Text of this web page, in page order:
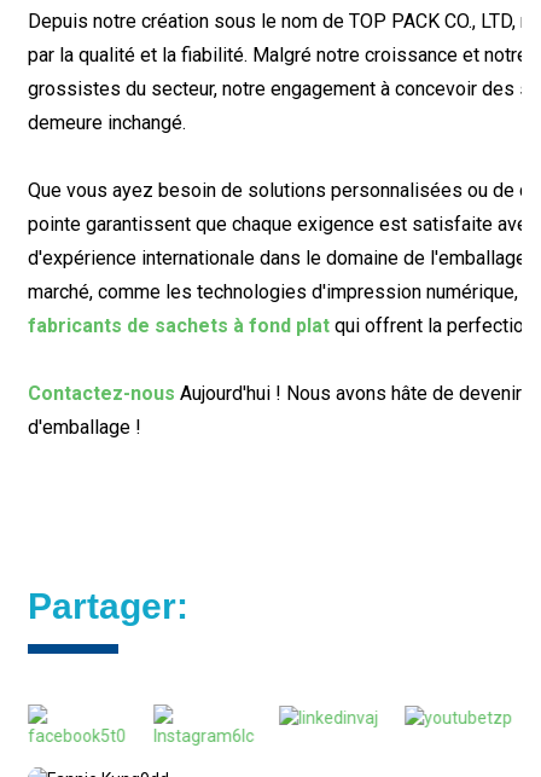
Depuis notre création sous le nom de TOP PACK CO., LTD,
par la qualité et la fiabilité. Malgré notre croissance et notre
grossistes du secteur, notre engagement à concevoir des
demeure inchangé.
Que vous ayez besoin de solutions personnalisées ou de
pointe garantissent que chaque exigence est satisfaite
d'expérience internationale dans le domaine de
marché, comme les technologies d'impression numérique,
fabricants de sachets à fond platqui offrent la perfection
Contactez-nous Aujourd'hui ! Nous avons hâte de devenir
d'emballage !
Partager: